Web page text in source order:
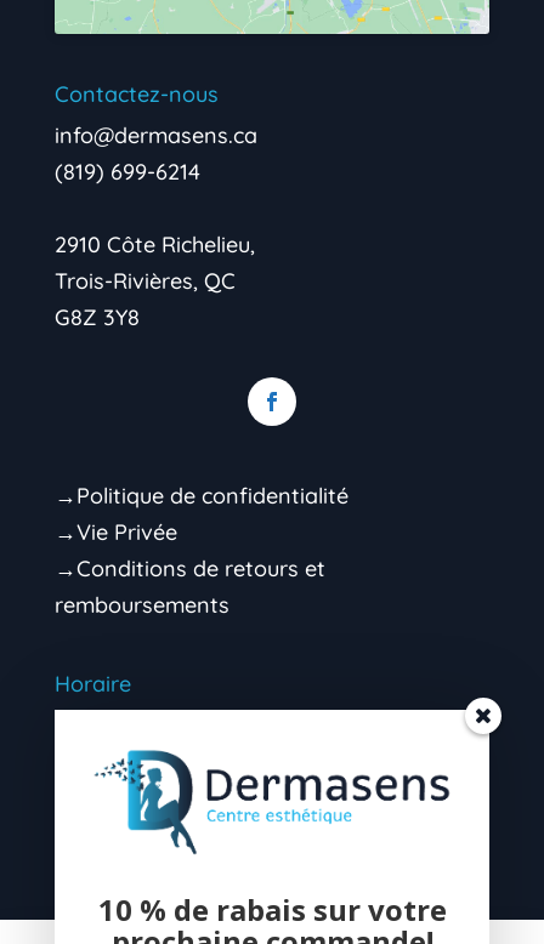
Contactez-nous
info@dermasens.ca
(819) 699-6214
2910 Côte Richelieu,
Trois-Rivières, QC
G8Z 3Y8
→Politique de confidentialité
→Vie Privée
→Conditions de retours et
remboursements
Horaire
Mardi 9h00 – 16h30 (soir sur rendez-vous)
Mercredi 9h00 – 16h30 (soir sur rendez-
Vendredi 9h00 – 13h00 (après-midi sur
10 % de rabais sur votre